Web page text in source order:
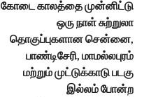
கோடை காலத்தை முன்னிட்டு
ஒரு நாள் சுற்றுலா
தொகுப்புகளான சென்னை,
பாண்டிசேரி, மாமல்லபுரம்
மற்றும் முட்டுக்காடு படகு
இல்லம் போன்ற